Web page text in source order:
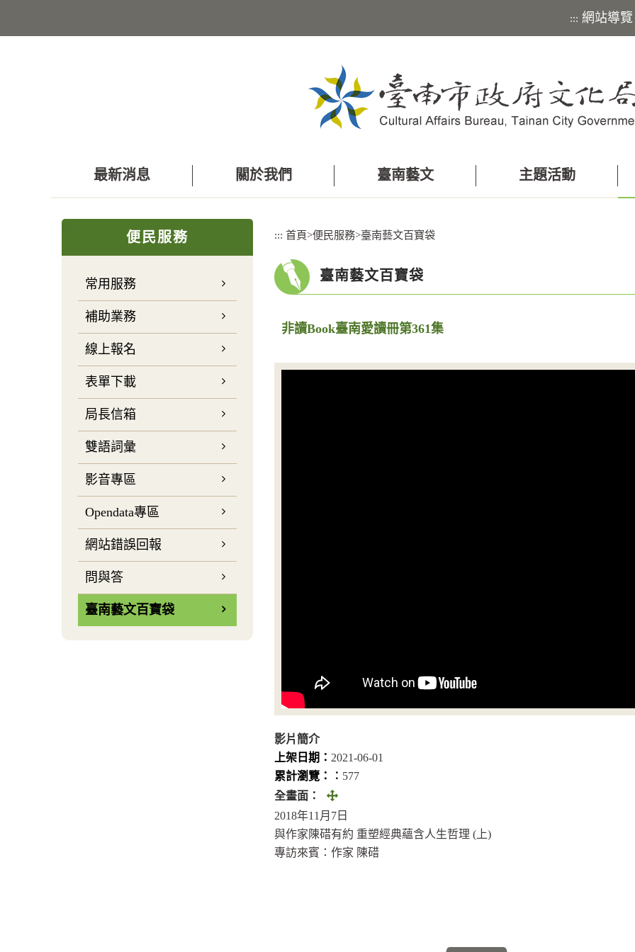
主
::: 網站導覽
最新消息 關於我們 臺南藝文 主題活動
:::
便民服務
常用服務
補助業務
線上報名
表單下載
局長信箱
雙語詞彙
影音專區
Opendata專區
網站錯誤回報
問與答
臺南藝文百寶袋
::: 首頁>便民服務>臺南藝文百寶袋
臺南藝文百寶袋
非讀Book臺南愛讀冊第361集
影片簡介
上架日期： 2021-06-01
累計瀏覽：︰ 577
全畫面：
全
畫
面
(另
2018年11月7日
與作家陳碏有約 重塑經典蘊含人生哲理 (上)
專訪來賓：作家 陳碏